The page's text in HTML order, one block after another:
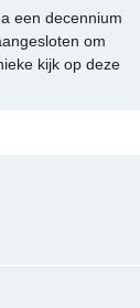
een decennium
om
kijk op deze